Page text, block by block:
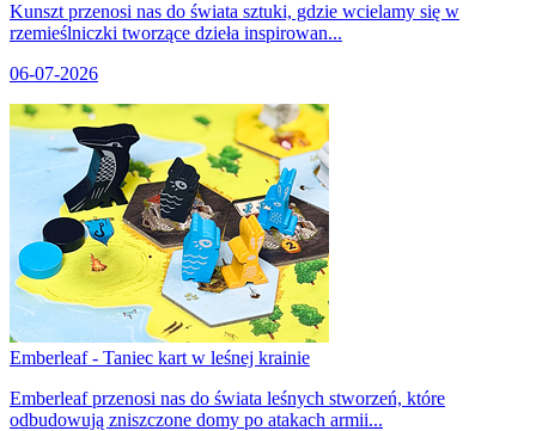
Kunszt przenosi nas do świata sztuki, gdzie wcielamy się w
rzemieślniczki tworzące dzieła inspirowan...
06-07-2026
Emberleaf - Taniec kart w leśnej krainie
Emberleaf przenosi nas do świata leśnych stworzeń, które
odbudowują zniszczone domy po atakach armii...